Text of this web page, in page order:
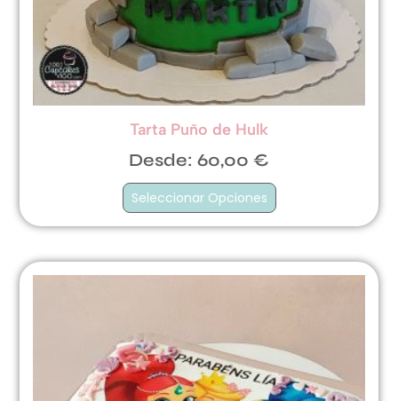
Tarta Puño de Hulk
Desde: 60,00 €
Seleccionar Opciones